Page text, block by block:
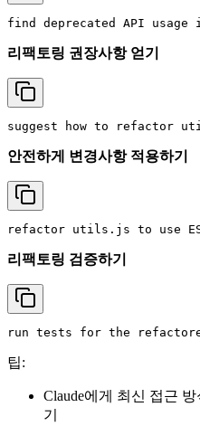
리팩토링 권장사항 얻기
안전하게 변경사항 적용하기
리팩토링 검증하기
팁:
Claude에게 최신 접근
기